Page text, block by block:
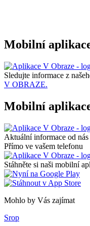
Mobilní
Sledujte informace z
V OBRAZE.
Mobilní
Aktuální informace od nás
Přímo ve vašem telefonu
Stáhněte si naši mobilní
Mohlo by Vás zajímat
Srop